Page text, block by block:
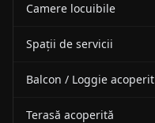
Camere locuibile
Spații de servicii
Balcon / Loggie acoperit
Terasă acoperită